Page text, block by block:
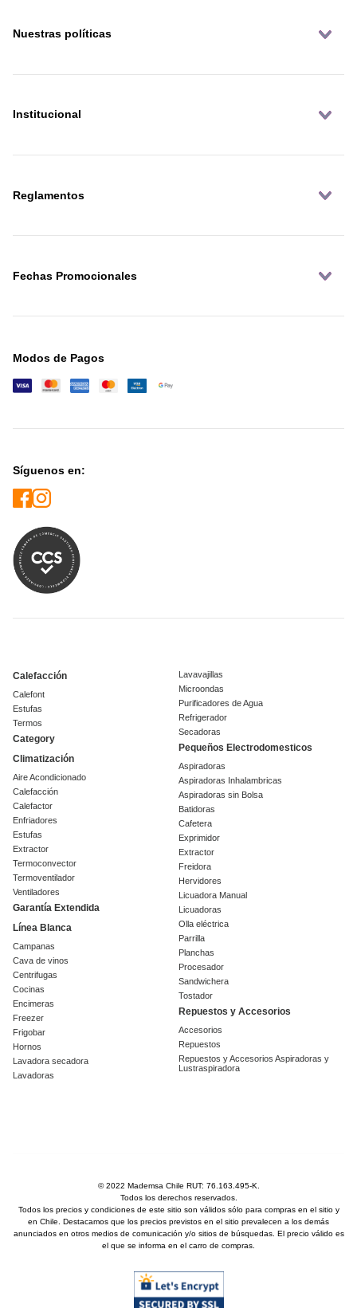
Nuestras políticas
Institucional
Reglamentos
Fechas Promocionales
Modos de Pagos
Síguenos en:
Calefacción
Calefont
Estufas
Termos
Category
Climatización
Aire Acondicionado
Calefacción
Calefactor
Enfriadores
Estufas
Extractor
Termoconvector
Termoventilador
Ventiladores
Garantía Extendida
Línea Blanca
Campanas
Cava de vinos
Centrifugas
Cocinas
Encimeras
Freezer
Frigobar
Hornos
Lavadora secadora
Lavadoras
Lavavajillas
Microondas
Purificadores de Agua
Refrigerador
Secadoras
Pequeños Electrodomesticos
Aspiradoras
Aspiradoras Inhalambricas
Aspiradoras sin Bolsa
Batidoras
Cafetera
Exprimidor
Extractor
Freidora
Hervidores
Licuadora Manual
Licuadoras
Olla eléctrica
Parrilla
Planchas
Procesador
Sandwichera
Tostador
Repuestos y Accesorios
Accesorios
Repuestos
Repuestos y Accesorios Aspiradoras y
Lustraspiradora
© 2022 Mademsa Chile RUT: 76.163.495-K.
Todos los derechos reservados.
Todos los precios y condiciones de este sitio son válidos sólo para compras en el sitio y
en Chile. Destacamos que los precios previstos en el sitio prevalecen a los demás
anunciados en otros medios de comunicación y/o sitios de búsquedas. El precio válido es
el que se informa en el carro de compras.